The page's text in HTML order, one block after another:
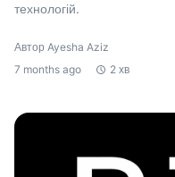
технологій.
Автор Ayesha Aziz
7 months ago
2 хв